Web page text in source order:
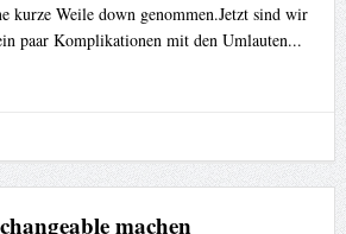
kurze Weile down genommen.Jetzt sind wir
paar Komplikationen mit den Umlauten...
machen